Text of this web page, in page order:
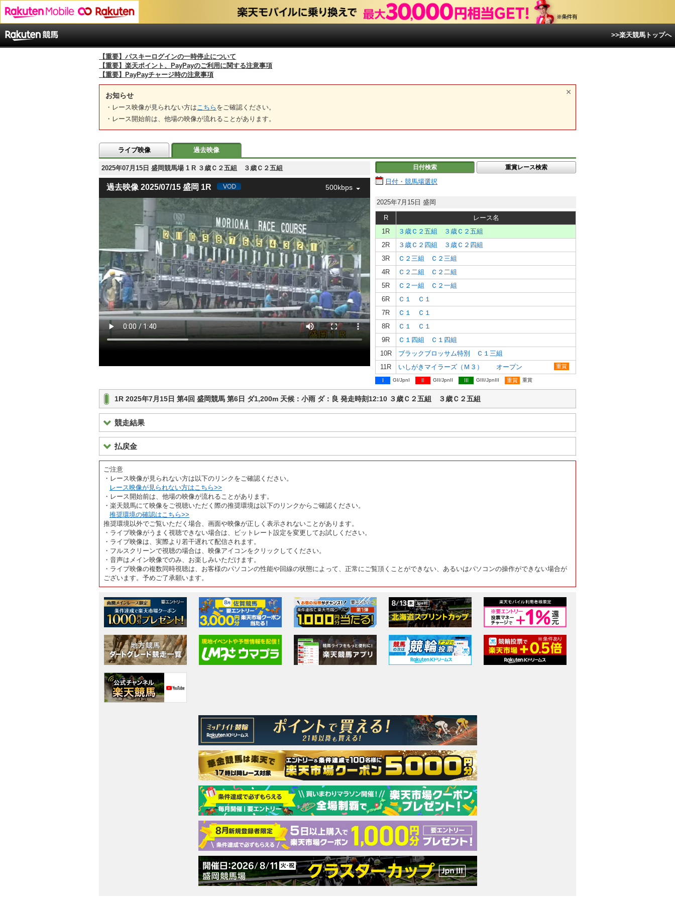
>>楽天競馬トップへ
【重要】パスキーログインの一時停止について
【重要】楽天ポイント、PayPayのご利用に関する注意事項
【重要】PayPayチャージ時の注意事項
お知らせ
・レース映像が見られない方は こちら をご確認ください。
・レース開始前は、他場の映像が流れることがあります。
ライブ映像 過去映像
2025年07月15日 盛岡競馬場 1 R ３歳Ｃ２五組 ３歳Ｃ２五組
過去映像 2025/07/15 盛岡 1R 500kbps
日付検索 重賞レース検索
日付・競馬場選択
2025年7月15日 盛岡
R
レース名
1R
３歳Ｃ２五組 ３歳Ｃ２五組
2R
３歳Ｃ２四組 ３歳Ｃ２四組
3R
Ｃ２三組 Ｃ２三組
4R
Ｃ２二組 Ｃ２二組
5R
Ｃ２一組 Ｃ２一組
6R
Ｃ１ Ｃ１
7R
Ｃ１ Ｃ１
8R
Ｃ１ Ｃ１
9R
Ｃ１四組 Ｃ１四組
10R
ブラックブロッサム特別 Ｃ１三組
11R
いしがきマイラーズ（Ｍ３） オープン 重賞
I GI/JpnI II GII/JpnII III GIII/JpnIII 重賞 重賞
1R 2025年7月15日 第4回 盛岡競馬 第6日 ダ1,200m 天候：小雨 ダ：良 発走時刻12:10 ３歳Ｃ２五組 ３歳Ｃ２五組
競走結果
払戻金
ご注意
・レース映像が見られない方は以下のリンクをご確認ください。
レース映像が見られない方はこちら>>
・レース開始前は、他場の映像が流れることがあります。
・楽天競馬にて映像をご視聴いただく際の推奨環境は以下のリンクからご確認ください。
推奨環境の確認はこちら>>
推奨環境以外でご覧いただく場合、画面や映像が正しく表示されないことがあります。
・ライブ映像がうまく視聴できない場合は、ビットレート設定を変更してお試しください。
・ライブ映像は、実際より若干遅れて配信されます。
・フルスクリーンで視聴の場合は、映像アイコンをクリックしてください。
・音声はメイン映像でのみ、お楽しみいただけます。
・ライブ映像の複数同時視聴は、お客様のパソコンの性能や回線の状態によって、正常にご覧頂くことができない、あるいはパソコンの操作ができない場合が
ございます。予めご了承願います。